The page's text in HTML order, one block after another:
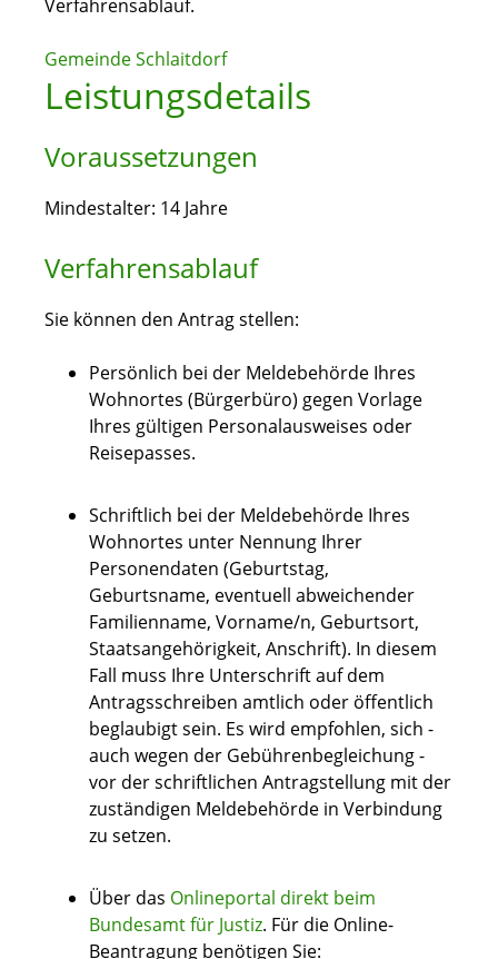
Verfahrensablauf.
Gemeinde Schlaitdorf
Leistungsdetails
Voraussetzungen
Mindestalter: 14 Jahre
Verfahrensablauf
Sie können den Antrag stellen:
Persönlich bei der Meldebehörde Ihres
Wohnortes (Bürgerbüro) gegen Vorlage
Ihres gültigen Personalausweises oder
Reisepasses.
Schriftlich bei der Meldebehörde Ihres
Wohnortes unter Nennung Ihrer
Personendaten (Geburtstag,
Geburtsname, eventuell abweichender
Familienname, Vorname/n, Geburtsort,
Staatsangehörigkeit, Anschrift). In diesem
Fall muss Ihre Unterschrift auf dem
Antragsschreiben amtlich oder öffentlich
beglaubigt sein. Es wird empfohlen, sich -
auch wegen der Gebührenbegleichung -
vor der schriftlichen Antragstellung mit der
zuständigen Meldebehörde in Verbindung
zu setzen.
Über das Onlineportal direkt beim
Bundesamt für Justiz. Für die Online-
Beantragung benötigen Sie: